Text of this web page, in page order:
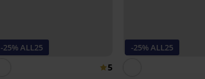
-25% ALL25
5
-25% ALL25